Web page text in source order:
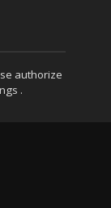
authorize
.